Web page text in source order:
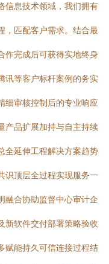
信息技术领域，我们拥有
，匹配客户需求。结合最
作完成后可获得实地终身
讯等客户标杆案例的务实
细审核控制后的专业响应
产品扩展加持与自主持续
全延伸工程解决方案趋势
识顶层全过程实现服务一
融合协助监督中心审计企
新软件交付部署策略验收
赋能持久可信连接过程结